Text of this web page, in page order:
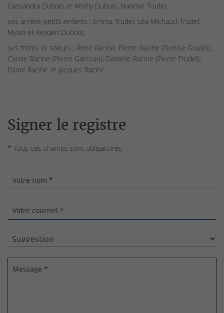
Cassandra Dubois et Amély Dubois, Naomie Trudel;
ses arrière-petits-enfants : Emma Trudel, Léa Michaud-Trudel,
Mylan et Keyden Dubois;
ses frères et soeurs : René Racine, Pierre Racine (Denise Goulet),
Carole Racine (Pierre Garceau), Danielle Racine (Pierre Trudel),
Diane Racine et Jacques Racine.
Signer le registre
* Tous ces champs sont obligatoires
Votre nom *
Votre courriel *
Message *